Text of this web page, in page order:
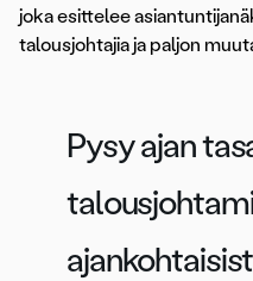
joka esittelee
talousjohtajia ja paljon
Pysy ajan